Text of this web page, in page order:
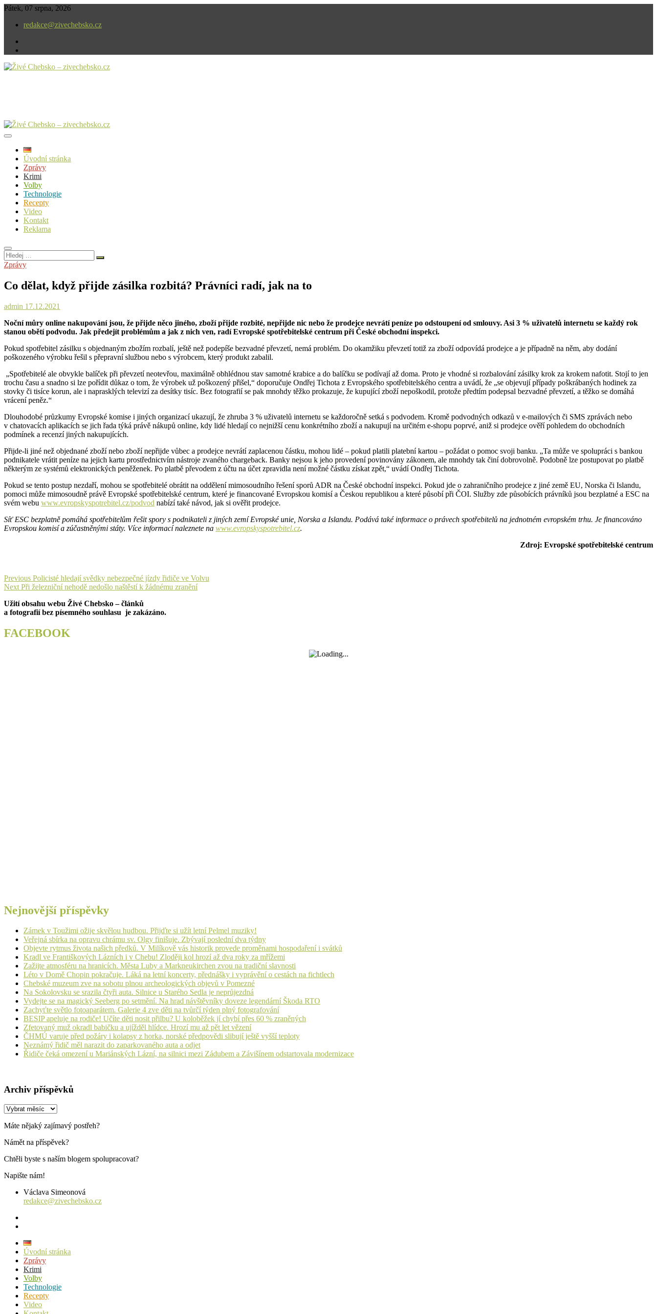
Skip
content
Pátek, 07 srpna, 2026
redakce@zivechebsko.cz
Úvodní stránka
Zprávy
Krimi
Volby
Technologie
Recepty
Video
Kontakt
Reklama
Hledej
…
Zprávy
Co dělat, když přijde zásilka rozbitá? Právníci radí, jak na to
admin 17.12.2021
Noční můry online nakupování jsou, že přijde něco jiného, zboží přijde rozbité, nepřijde nic nebo že prodejce nevrátí peníze po odstoupení od smlouvy. Asi 3 % uživatelů internetu se každý rok
stanou obětí podvodu. Jak předejít problémům a jak z nich ven, radí Evropské spotřebitelské centrum při České obchodní inspekci.
Pokud spotřebitel zásilku s objednaným zbožím rozbalí, ještě než podepíše bezvadné převzetí, nemá problém. Do okamžiku převzetí totiž za zboží odpovídá prodejce a je případně na něm, aby dodání
poškozeného výrobku řešil s přepravní službou nebo s výrobcem, který produkt zabalil.
„Spotřebitelé ale obvykle balíček při převzetí neotevřou, maximálně obhlédnou stav samotné krabice a do balíčku se podívají až doma. Proto je vhodné si rozbalování zásilky krok za krokem nafotit. Stojí to jen
trochu času a snadno si lze pořídit důkaz o tom, že výrobek už poškozený přišel,“ doporučuje Ondřej Tichota z Evropského spotřebitelského centra a uvádí, že „se objevují případy poškrábaných hodinek za
stovky či tisíce korun, ale i naprasklých televizí za desítky tisíc. Bez fotografií se pak mnohdy těžko prokazuje, že kupující zboží nepoškodil, protože předtím podepsal bezvadné převzetí, a těžko se domáhá
vrácení peněz.“
Dlouhodobé průzkumy Evropské komise i jiných organizací ukazují, že zhruba 3 % uživatelů internetu se každoročně setká s podvodem. Kromě podvodných odkazů v e-mailových či SMS zprávách nebo
v chatovacích aplikacích se jich řada týká právě nákupů online, kdy lidé hledají co nejnižší cenu konkrétního zboží a nakupují na určitém e-shopu poprvé, aniž si prodejce ověří pohledem do obchodních
podmínek a recenzí jiných nakupujících.
Přijde-li jiné než objednané zboží nebo zboží nepřijde vůbec a prodejce nevrátí zaplacenou částku, mohou lidé – pokud platili platební kartou – požádat o pomoc svoji banku. „Ta může ve spolupráci s bankou
podnikatele vrátit peníze na jejich kartu prostřednictvím nástroje zvaného chargeback. Banky nejsou k jeho provedení povinovány zákonem, ale mnohdy tak činí dobrovolně. Podobně lze postupovat po platbě
některým ze systémů elektronických peněženek. Po platbě převodem z účtu na účet zpravidla není možné částku získat zpět,“ uvádí Ondřej Tichota.
Pokud se tento postup nezdaří, mohou se spotřebitelé obrátit na oddělení mimosoudního řešení sporů ADR na České obchodní inspekci. Pokud jde o zahraničního prodejce z jiné země EU, Norska či Islandu,
pomoci může mimosoudně právě Evropské spotřebitelské centrum, které je financované Evropskou komisí a Českou republikou a které působí při ČOI. Služby zde působících právníků jsou bezplatné a ESC na
svém webu www.evropskyspotrebitel.cz/podvod nabízí také návod, jak si ověřit prodejce.
Síť ESC bezplatně pomáhá spotřebitelům řešit spory s podnikateli z jiných zemí Evropské unie, Norska a Islandu. Podává také informace o právech spotřebitelů na jednotném evropském trhu. Je financováno
Evropskou komisí a zúčastněnými státy. Více informací naleznete na www.evropskyspotrebitel.cz.
Zdroj: Evropské spotřebitelské centrum
Navigace
pro
příspěvek
Previous Previous
post:
Policisté hledají svědky nebezpečné jízdy řidiče ve Volvu
Next Next
Při železniční nehodě nedošlo naštěstí k žádnému zranění
Užití obsahu webu Živé Chebsko – článků
a fotografií bez písemného souhlasu je zakázáno.
FACEBOOK
Nejnovější příspěvky
Zámek v Toužimi ožije skvělou hudbou. Přijďte si užít letní Pelmel muziky!
Veřejná sbírka na opravu chrámu sv. Olgy finišuje. Zbývají poslední dva týdny
Objevte rytmus života našich předků. V Milíkově vás historik provede proměnami hospodaření i svátků
Kradl ve Františkových Lázních i v Chebu! Zloději kol hrozí až dva roky za mřížemi
Zažijte atmosféru na hranicích. Města Luby a Markneukirchen zvou na tradiční slavnosti
Léto v Domě Chopin pokračuje. Láká na letní koncerty, přednášky i vyprávění o cestách na fichtlech
Chebské muzeum zve na sobotu plnou archeologických objevů v Pomezné
Na Sokolovsku se srazila čtyři auta. Silnice u Starého Sedla je neprůjezdná
Vydejte se na magický Seeberg po setmění. Na hrad návštěvníky doveze legendární Škoda RTO
Zachyťte světlo fotoaparátem. Galerie 4 zve děti na tvůrčí týden plný fotografování
BESIP apeluje na rodiče! Učíte děti nosit přilbu? U koloběžek jí chybí přes 60 % zraněných
Zfetovaný muž okradl babičku a ujížděl hlídce. Hrozí mu až pět let vězení
ČHMÚ varuje před požáry i kolapsy z horka, norské předpovědi slibují ještě vyšší teploty
Neznámý řidič měl narazit do zaparkovaného auta a odjet
Řidiče čeká omezení u Mariánských Lázní, na silnici mezi Zádubem a Závišínem odstartovala modernizace
Archiv příspěvků
Archiv
Máte nějaký zajímavý postřeh?
Námět na příspěvek?
Chtěli byste s naším blogem spolupracovat?
Napište nám!
Václava Simeonová
redakce@zivechebsko.cz
Úvodní stránka
Zprávy
Krimi
Volby
Technologie
Recepty
Video